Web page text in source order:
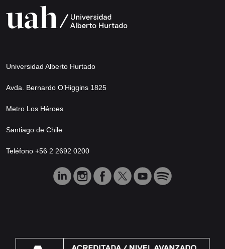
Universidad Alberto Hurtado
Avda. Bernardo O’Higgins 1825
Metro Los Héroes
Santiago de Chile
Teléfono +56 2 2692 0200